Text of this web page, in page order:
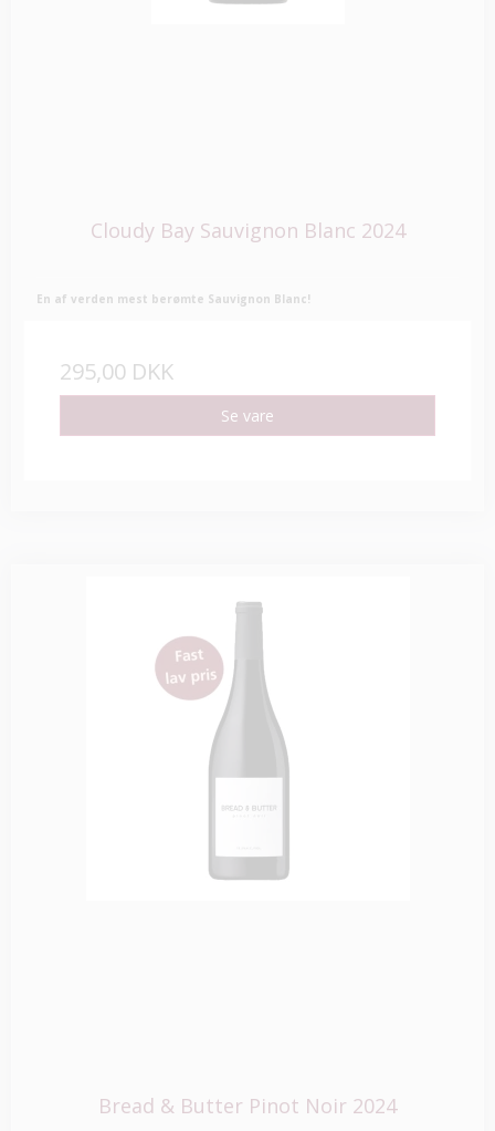
Cloudy Bay Sauvignon Blanc 2024
En af verden mest berømte Sauvignon Blanc!
295,00 DKK
Se vare
Bread & Butter Pinot Noir 2024